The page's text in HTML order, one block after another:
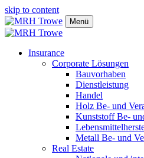
skip to content
Menü
Insurance
Corporate Lösungen
Bauvorhaben
Dienstleistung
Handel
Holz Be- und
Kunststoff Be-
Metall Be- und
Real Estate